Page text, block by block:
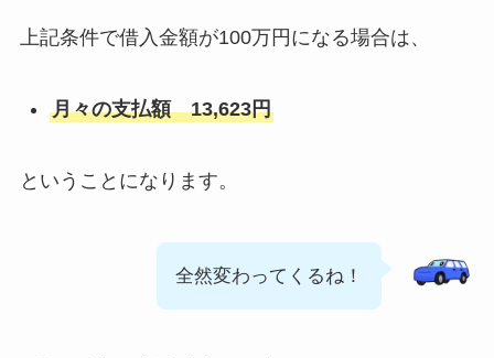
上記条件で借入金額が100万円になる場合は、
月々の支払額 13,623円
ということになります。
全然変わってくるね！